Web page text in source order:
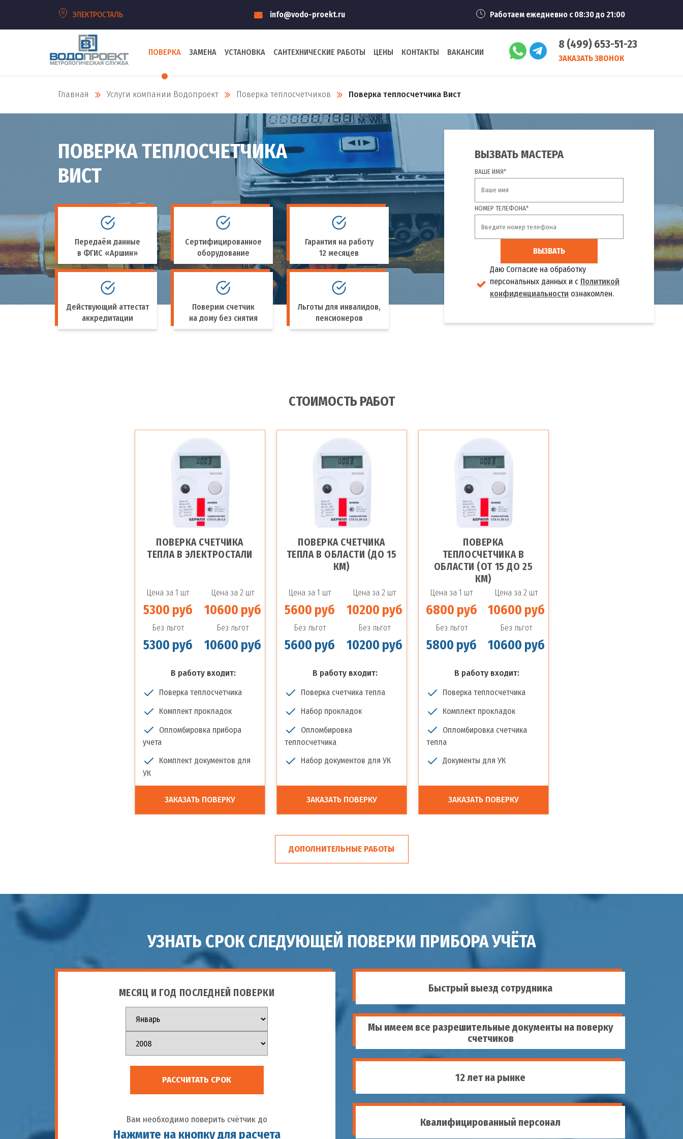
ЭЛЕКТРОСТАЛЬ info@vodo-proekt.ru Работаем ежедневно с 08:30 до 21:00
ПОВЕРКА ЗАМЕНА УСТАНОВКА САНТЕХНИЧЕСКИЕ РАБОТЫ ЦЕНЫ КОНТАКТЫ ВАКАНСИИ
8 (499) 653-51-23
ЗАКАЗАТЬ ЗВОНОК
Главная Услуги компании Водопроект Поверка теплосчетчиков Поверка теплосчетчика Вист
ПОВЕРКА ТЕПЛОСЧЕТЧИКА
ВИСТ
Передаём данные
в ФГИС «Аршин»
Сертифицированное
оборудование
Гарантия на работу
12 месяцев
Действующий аттестат
аккредитации
Поверим счетчик
на дому без снятия
Льготы для инвалидов,
пенсионеров
ВЫЗВАТЬ МАСТЕРА
ВАШЕ ИМЯ*
НОМЕР ТЕЛЕФОНА*
ВЫЗВАТЬ
Даю Согласие на обработку
персональных данных и с Политикой
конфиденциальности ознакомлен.
СТОИМОСТЬ РАБОТ
ПОВЕРКА СЧЕТЧИКА
ТЕПЛА В ЭЛЕКТРОСТАЛИ
Цена за 1 шт Цена за 2 шт
5300 руб 10600 руб
Без льгот Без льгот
5300 руб 10600 руб
В работу входит:
Поверка теплосчетчика
Комплект прокладок
Опломбировка прибора
учета
Комплект документов для
УК
ЗАКАЗАТЬ ПОВЕРКУ
ПОВЕРКА СЧЕТЧИКА
ТЕПЛА В ОБЛАСТИ (ДО 15
КМ)
Цена за 1 шт Цена за 2 шт
5600 руб 10200 руб
Без льгот Без льгот
5600 руб 10200 руб
В работу входит:
Поверка счетчика тепла
Набор прокладок
Опломбировка
теплосчетчика
Набор документов для УК
ЗАКАЗАТЬ ПОВЕРКУ
ПОВЕРКА
ТЕПЛОСЧЕТЧИКА В
ОБЛАСТИ (ОТ 15 ДО 25
КМ)
Цена за 1 шт Цена за 2 шт
6800 руб 10600 руб
Без льгот Без льгот
5800 руб 10600 руб
В работу входит:
Поверка теплосчетчика
Комплект прокладок
Опломбировка счетчика
тепла
Документы для УК
ЗАКАЗАТЬ ПОВЕРКУ
ДОПОЛНИТЕЛЬНЫЕ РАБОТЫ
УЗНАТЬ СРОК СЛЕДУЮЩЕЙ ПОВЕРКИ ПРИБОРА УЧЁТА
МЕСЯЦ И ГОД ПОСЛЕДНЕЙ ПОВЕРКИ
РАССЧИТАТЬ СРОК
Вам необходимо поверить счётчик до
Нажмите на кнопку для расчета
Быстрый выезд сотрудника
Мы имеем все разрешительные документы на поверку
счетчиков
12 лет на рынке
Квалифицированный персонал